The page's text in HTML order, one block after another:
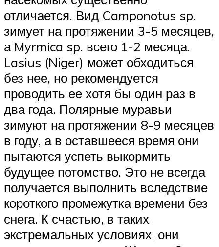
отличается. Вид Camponotus sp.
зимует на протяжении 3-5 месяцев,
а Myrmica sp. всего 1-2 месяца.
Lasius (Niger) может обходиться
без нее, но рекомендуется
проводить ее хотя бы один раз в
два года. Полярные муравьи
зимуют на протяжении 8-9 месяцев
в году, а в оставшееся время они
пытаются успеть выкормить
будущее потомство. Это не всегда
получается выполнить вследствие
короткого промежутка времени без
снега. К счастью, в таких
экстремальных условиях, они